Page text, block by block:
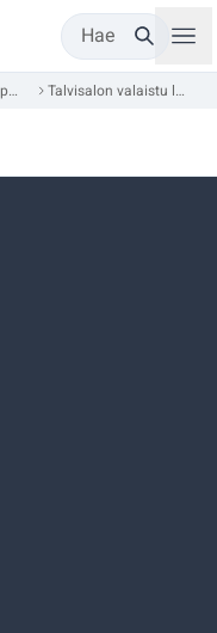
Hae
Savonlinnan kansallinen kaupunkipuisto Talvisalon valaistu latu